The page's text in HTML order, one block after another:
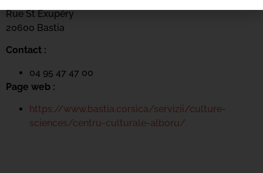
Rue St Exupéry
20600 Bastia
Contact :
04 95 47 47 00
Page web :
https://www.bastia.corsica/servizii/culture-
sciences/centru-culturale-alboru/